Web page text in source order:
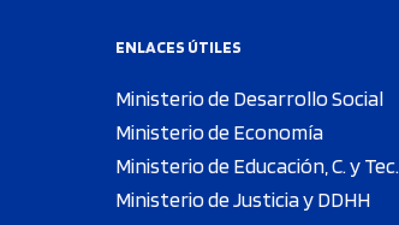
ENLACES ÚTILES
Ministerio de Desarrollo Social
Ministerio de Economía
Ministerio de Educación, C. y Tec.
Ministerio de Justicia y DDHH